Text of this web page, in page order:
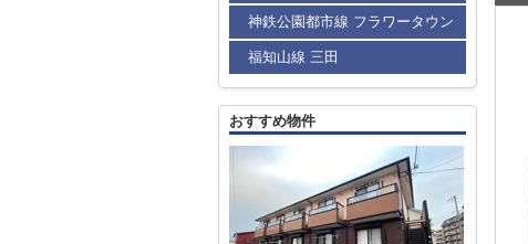
神鉄公園都市線 フラワータウン
福知山線 三田
おすすめ物件